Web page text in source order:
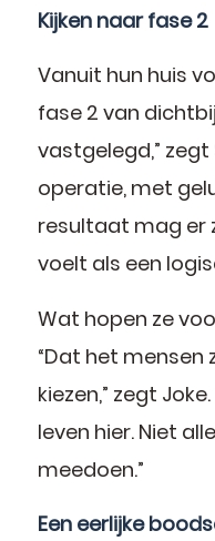
Kijken naar fase 2
Vanuit hun huis
fase 2 van
vastgelegd,” zegt
operatie, met
resultaat mag er
voelt als een
Wat hopen ze
“Dat het mensen
kiezen,” zegt
leven hier. Niet
meedoen.”
Een eerlijke